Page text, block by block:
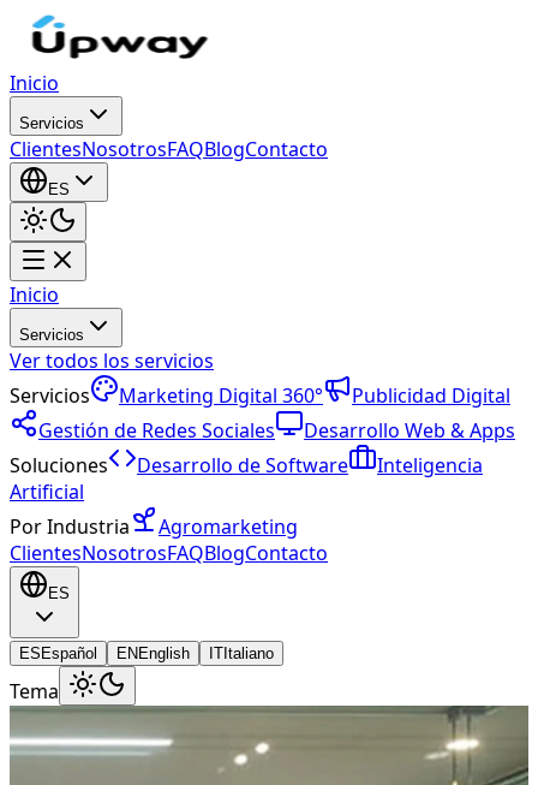
Inicio
Servicios
ClientesNosotrosFAQBlogContacto
ES
Inicio
Servicios
Ver todos los servicios
Servicios
Marketing Digital 360°
Publicidad Digital
Gestión de Redes Sociales
Desarrollo Web & Apps
Soluciones
Desarrollo de Software
Inteligencia
Artificial
Por Industria
Agromarketing
ClientesNosotrosFAQBlogContacto
ES
ES Español EN English IT Italiano
Tema
Tenemos tu respuesta